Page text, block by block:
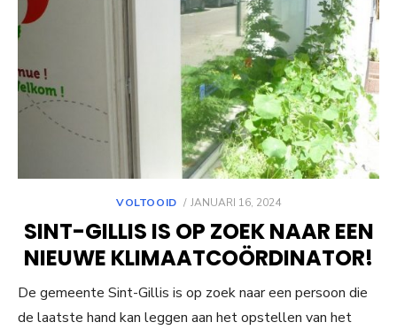
VOLTOOID
POSTED
JANUARI 16, 2024
SINT-GILLIS IS OP ZOEK NAAR EEN
NIEUWE KLIMAATCOÖRDINATOR!
De gemeente Sint-Gillis is op zoek naar een persoon die
de laatste hand kan leggen aan het opstellen van het